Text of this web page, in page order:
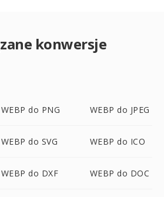
konwersje
WEBP do PNG WEBP do JPEG
WEBP do SVG WEBP do ICO
WEBP do DXF WEBP do DOC